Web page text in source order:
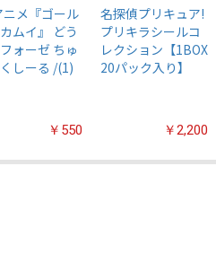
ニメ『ゴール
ムイ』 どう
ォーゼ ちゅ
しーる /(1)
￥550
名探偵プリキュア!
プリキラシールコ
レクション【1BOX
20パック入り】
￥2,200